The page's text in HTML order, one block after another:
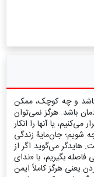
باشد و چه کوچک، ممکن
باشد. هرگز نمی‌توان
می‌کنیم، یا آنها را انکار
شویم؛ جان‌مایۀ زندگی
هایدگر می‌گوید اگر از
بگیریم، با «ندای
یعنی هرگز كاملاً ایمن